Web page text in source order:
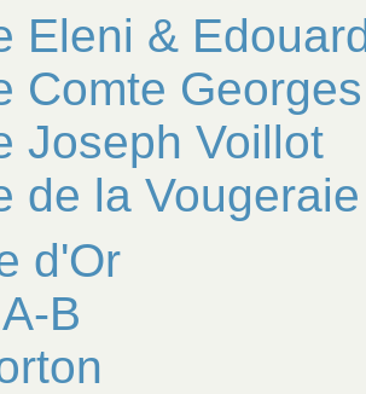
Eleni &
Comte
Joseph Voillot
de la Vougeraie
d'Or
B